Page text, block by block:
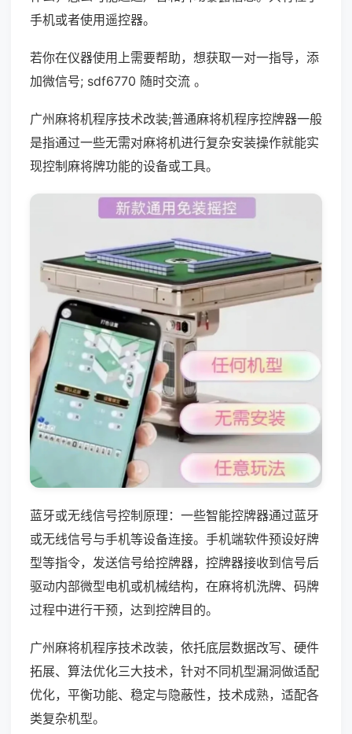
手机或者使用遥控器。
若你在仪器使用上需要帮助，想获取一对一指导，添
加微信号; sdf6770 随时交流 。
广州麻将机程序技术改装;普通麻将机程序控牌器一般
是指通过一些无需对麻将机进行复杂安装操作就能实
现控制麻将牌功能的设备或工具。
蓝牙或无线信号控制原理：一些智能控牌器通过蓝牙
或无线信号与手机等设备连接。手机端软件预设好牌
型等指令，发送信号给控牌器，控牌器接收到信号后
驱动内部微型电机或机械结构，在麻将机洗牌、码牌
过程中进行干预，达到控牌目的。
广州麻将机程序技术改装，依托底层数据改写、硬件
拓展、算法优化三大技术，针对不同机型漏洞做适配
优化，平衡功能、稳定与隐蔽性，技术成熟，适配各
类复杂机型。